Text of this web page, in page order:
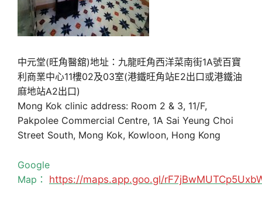
中元堂(旺角醫舘)地址：九龍旺角西洋菜南街1A號百寶
利商業中心11樓02及03室(港鐵旺角站E2出口或港鐵油
麻地站A2出口)
Mong Kok clinic address: Room 2 & 3, 11/F,
Pakpolee Commercial Centre, 1A Sai Yeung Choi
Street South, Mong Kok, Kowloon, Hong Kong
Google
Map： https://maps.app.goo.gl/